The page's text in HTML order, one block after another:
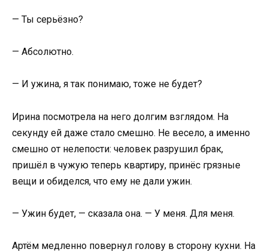
— Ты серьёзно?
— Абсолютно.
— И ужина, я так понимаю, тоже не будет?
Ирина посмотрела на него долгим взглядом. На
секунду ей даже стало смешно. Не весело, а именно
смешно от нелепости: человек разрушил брак,
пришёл в чужую теперь квартиру, принёс грязные
вещи и обиделся, что ему не дали ужин.
— Ужин будет, — сказала она. — У меня. Для меня.
Артём медленно повернул голову в сторону кухни. На